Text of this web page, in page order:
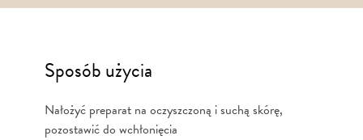
Sposób użycia
Nałożyć preparat na oczyszczoną i suchą skórę,
pozostawić do wchłonięcia